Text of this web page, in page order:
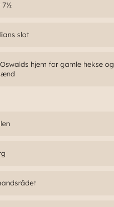
7½
slot
hjem for gamle hekse og